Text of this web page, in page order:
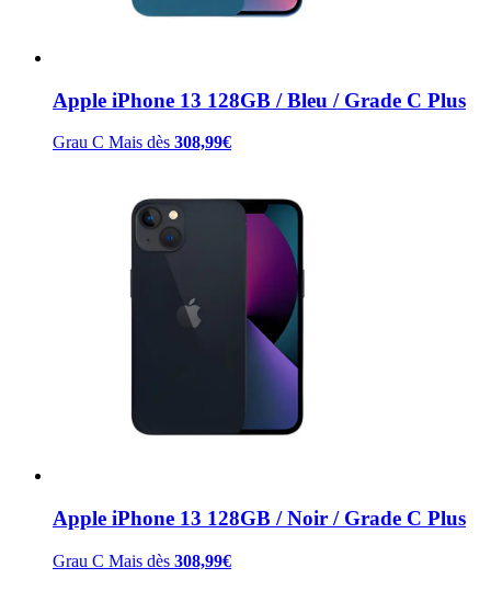
Apple iPhone 13 128GB / Bleu / Grade C Plus
Grau C Mais dès 308,99€
Apple iPhone 13 128GB / Noir / Grade C Plus
Grau C Mais dès 308,99€